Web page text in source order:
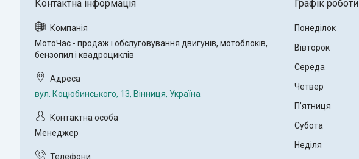
МотоЧас - продаж і обслуговування двигунів, мотоблоків,
бензопил і квадроциклів
вул. Коцюбинського, 13, Вінниця, Україна
Менеджер
Графік роботи
Понеділок
Вівторок
Середа
Четвер
Пʼятниця
Субота
Неділя